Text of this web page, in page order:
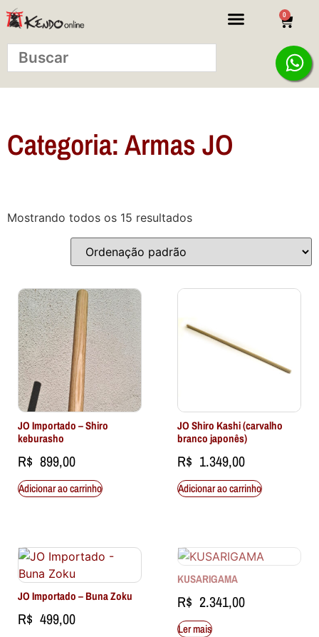
0
Categoria: Armas JO
Mostrando todos os 15 resultados
JO Importado – Shiro
keburasho
R$ 899,00
Adicionar ao carrinho
JO Shiro Kashi (carvalho
branco japonês)
R$ 1.349,00
Adicionar ao carrinho
JO Importado – Buna Zoku
R$ 499,00
KUSARIGAMA
R$ 2.341,00
Ler mais